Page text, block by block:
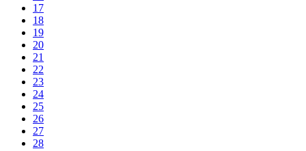
17
18
19
20
21
22
23
24
25
26
27
28